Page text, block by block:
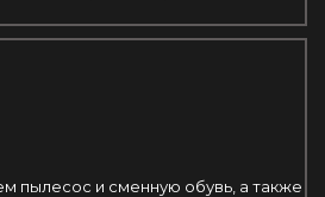
пылесос и сменную обувь, а также